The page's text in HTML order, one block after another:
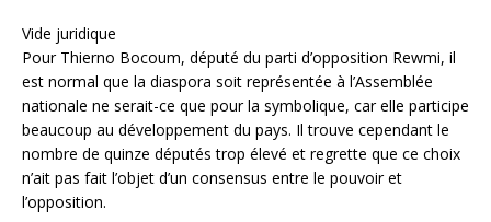
Vide juridique
Pour Thierno Bocoum, député du parti d’opposition Rewmi, il
est normal que la diaspora soit représentée à l’Assemblée
nationale ne serait-ce que pour la symbolique, car elle participe
beaucoup au développement du pays. Il trouve cependant le
nombre de quinze députés trop élevé et regrette que ce choix
n’ait pas fait l’objet d’un consensus entre le pouvoir et
l’opposition.